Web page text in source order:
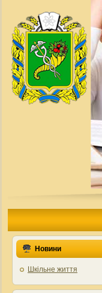
Новини
Шкільне життя